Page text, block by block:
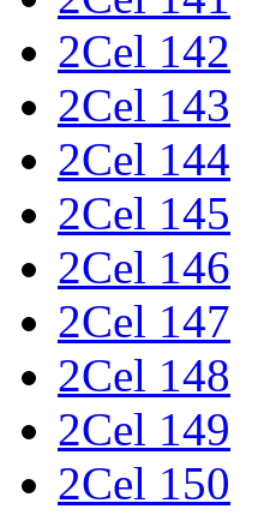
2Cel 142
2Cel 143
2Cel 144
2Cel 145
2Cel 146
2Cel 147
2Cel 148
2Cel 149
2Cel 150